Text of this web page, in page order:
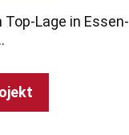
Top-Lage in Essen-